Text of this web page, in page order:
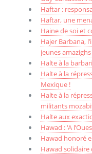
Haftar :
Haftar, une
Haine de soi et
Hajer Barbana,
jeunes
Halte à la
Halte à la
Mexique !
Halte à la
militants
Halte aux
Hawad : ‘A
Hawad honoré
Hawad solidaire